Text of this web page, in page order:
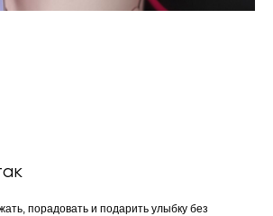
порадовать и подарить улыбку без